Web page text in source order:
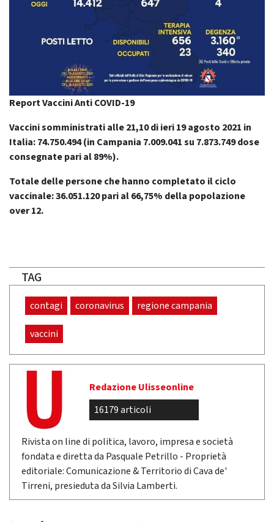
Report Vaccini Anti COVID-19
Vaccini somministrati alle 21,10 di ieri 19 agosto 2021 in
Italia: 74.750.494(in Campania 7.009.041 su 7.873.749 dose
consegnate pari al 89%).
Totale delle persone che hanno completato il ciclo
vaccinale: 36.051.120 pari al 66,75% della popolazione
over 12.
TAG
contagi coronavirus regione campania
vaccini
Redazione Ulisseonline
16179 articoli
Rivista on line di politica, lavoro, impresa e società
fondata e diretta da Pasquale Petrillo - Proprietà
editoriale: Comunicazione & Territorio di Cava de'
Tirreni, presieduta da Silvia Lamberti.